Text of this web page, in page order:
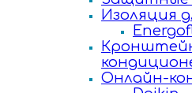
Изоляция
Онлайн-